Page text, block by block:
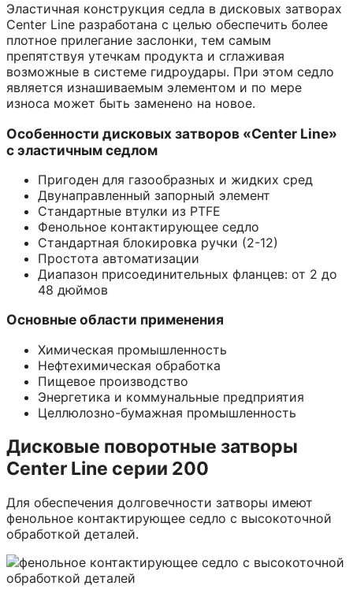
Эластичная конструкция седла в дисковых затворах
Center Line разработана с целью обеспечить более
плотное прилегание заслонки, тем самым
препятствуя утечкам продукта и сглаживая
возможные в системе гидроудары. При этом седло
является изнашиваемым элементом и по мере
износа может быть заменено на новое.
Особенности дисковых затворов «Center Line»
с эластичным седлом
Пригоден для газообразных и жидких сред
Двунаправленный запорный элемент
Стандартные втулки из PTFE
Фенольное контактирующее седло
Стандартная блокировка ручки (2-12)
Простота автоматизации
Диапазон присоединительных фланцев: от 2 до
48 дюймов
Основные области применения
Химическая промышленность
Нефтехимическая обработка
Пищевое производство
Энергетика и коммунальные предприятия
Целлюлозно-бумажная промышленность
Дисковые поворотные затворы
Center Line серии 200
Для обеспечения долговечности затворы имеют
фенольное контактирующее седло с высокоточной
обработкой деталей.